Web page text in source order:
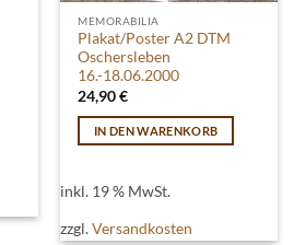
MEMORABILIA
Plakat/Poster A2 DTM
Oschersleben
16.-18.06.2000
24,90€
IN DEN WARENKORB
inkl. 19 % MwSt.
zzgl.Versandkosten